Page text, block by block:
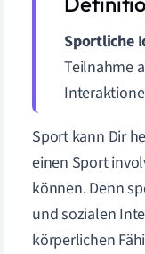
Sportliche
Teilnahme
Sport kann Dir
einen Sport
können. Denn
und sozialen
körperlichen